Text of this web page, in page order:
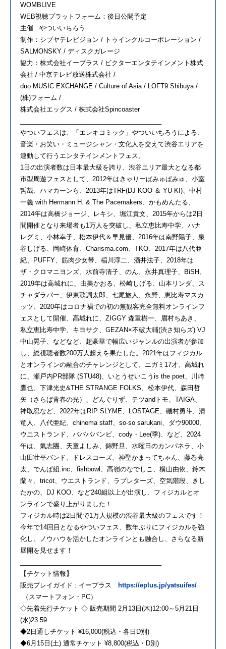
WOMBLIVE
WEB視聴プラットフォーム：後日公開予定
主催 : やついいちろう
制作：シブヤテレビジョン / トゥインクルコーポレーション /
SALMONSKY / ディスクガレージ
協力：株式会社イープラス / ビクターエンタテインメント株式
会社 / 中京テレビ放送株式会社 /
duo MUSIC EXCHANGE / Culture of Asia / LOFT9 Shibuya /
(株)フォーム /
株式会社エッグス / 株式会社Spincoaster
やついフェスは、「エレキコミック」やついいちろうによる、
音楽・お笑い・ミュージシャン・文化人を交えて渋谷エリアを
連動して行うエンタテインメントフェス。
1日の出演者数は日本最大級を誇り、渋谷エリア最大となる都
市型周遊フェスとして、2012年はきゃりーぱみゅぱみゅ、小室
哲哉、ハマカーンら、2013年はTRF(DJ KOO ＆ YU-KI)、中村
一義 with Hermann H. & The Pacemakers、かもめんたる、
2014年は高橋ジョージ、レキシ、堀江貴文、2015年からは2日
間開催となり来場者も1万人を突破し、私立恵比寿中学、ハナ
レグミ、小林幸子、松本伊代＆早見優、2016年は南野陽子、泉
谷しげる、岡崎体育、Charisma.com、TKO、2017年は八代亜
紀、PUFFY、筋肉少女帯、稲川淳二、酒井法子、2018年は
ザ・クロマニヨンズ、水前寺清子、のん、永井真理子、BiSH、
2019年は高城れに、由美かおる、松崎しげる、山本リンダ、ス
チャダラパー、伊東歌詞太郎、七尾旅人、永野、恵比寿マスカ
ッツ、2020年はコロナ禍での初の無観客完全無料オンラインフ
ェスとして開催、高城れに、ZIGGY 森重樹一、眉村ちあき、
私立恵比寿中学、キヨサク、GEZAN×不破大輔(渋さ知らズ) VJ
中山晃子、などなど、超豪華で幅広いジャンルの出演者が参加
し、総視聴者数200万人超えを果たした。2021年はフィジカル
とオンラインの融合のチャレンジとして、ニガミ17才、高城れ
に、瀬戸内PR部隊 (STU48)、いとうせいこうis the poet、川崎
鷹也、下津光史&THE STRANGE FOLKS、松本伊代、森田哲
矢（さらば青春の光）、どんぐりず、テツandトモ、TAIGA、
神取忍など、2022年はRIP SLYME、LOSTAGE、磯村勇斗、清
竜人、八代亜紀、chinema staff、so-so sarukani、ダウ90000、
ウエストランド、ババババンビ、cody・Lee(季)、など、2024
年は、氣志團、天童よしみ、錦野旦、水曜日のカンパネラ、小
山田壮平バンド、ドレスコーズ、神聖かまってちゃん、藤巻亮
太、でんぱ組.inc、fishbowl、高嶺のなでしこ、横山由依、鈴木
蘭々、tricot、ウエストランド、ラブレターズ、空気階段、きし
たかの、DJ KOO、など240組以上が出演し、フィジカルとオ
ンラインで盛り上がりました！
フィジカル時は2日間で1万人規模の渋谷最大級のフェスです！
今年で14回目となるやついフェス、数年ぶりにフィジカルを強
化し、ノウハウを活かしたオンラインとも融合し、さらなる新
展開を見せます！
【チケット情報】
販売プレイガイド : イープラス
https://eplus.jp/yatsuifes/
（スマートフォン・PC）
◇先着先行チケット ◇ 販売期間 2月13日(木)12:00～5月21日
(水)23:59
◆2日通しチケット ¥16,000(税込・各日D別)
◆6月15日(土) 通常チケット ¥8,800(税込・D別)